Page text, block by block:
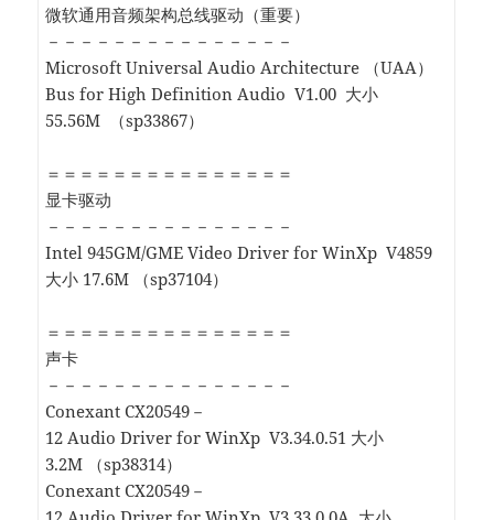
微软通用音频架构总线驱动（重要）
－－－－－－－－－－－－－－－
Microsoft Universal Audio Architecture （UAA）
Bus for High Definition Audio V1.00 大小
55.56M （sp33867）
＝＝＝＝＝＝＝＝＝＝＝＝＝＝＝
显卡驱动
－－－－－－－－－－－－－－－
Intel 945GM/GME Video Driver for WinXp V4859
大小 17.6M （sp37104）
＝＝＝＝＝＝＝＝＝＝＝＝＝＝＝
声卡
－－－－－－－－－－－－－－－
Conexant CX20549－
12 Audio Driver for WinXp V3.34.0.51 大小
3.2M （sp38314）
Conexant CX20549－